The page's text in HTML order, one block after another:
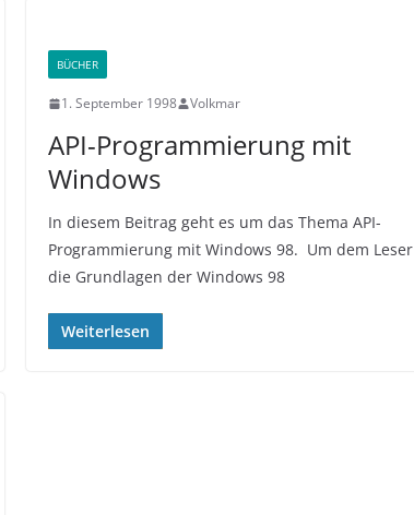
BÜCHER
1. September 1998 Volkmar
API-Programmierung mit
Windows
In diesem Beitrag geht es um das Thema API-
Programmierung mit Windows 98. Um dem Leser
die Grundlagen der Windows 98
Weiterlesen